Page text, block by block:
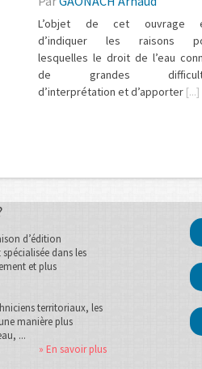
L’objet de cet ouvrage
d’indiquer les raisons
lesquelles le droit de l’eau
de grandes
d’interprétation et d’apporter [...]
d’édition
dans les
et plus
territoriaux, les
manière plus
...
» En savoir plus